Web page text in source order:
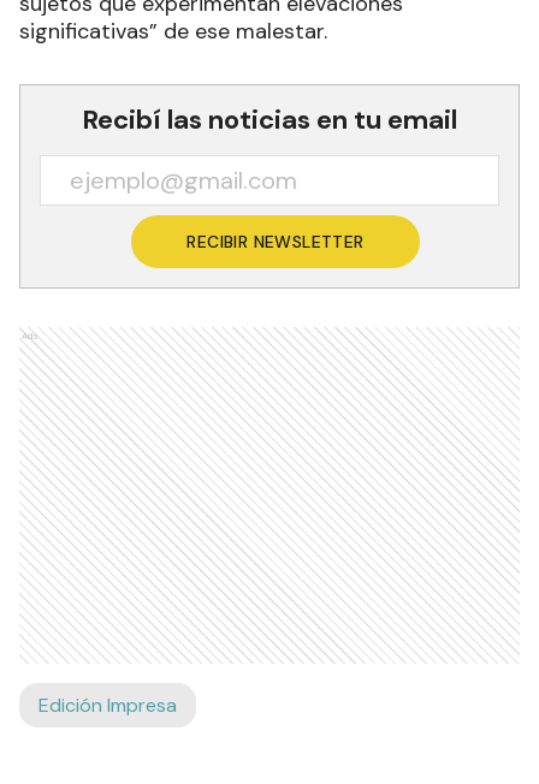
significativas” de ese malestar.
Recibí las noticias en tu email
RECIBIR NEWSLETTER
Ads
Edición Impresa